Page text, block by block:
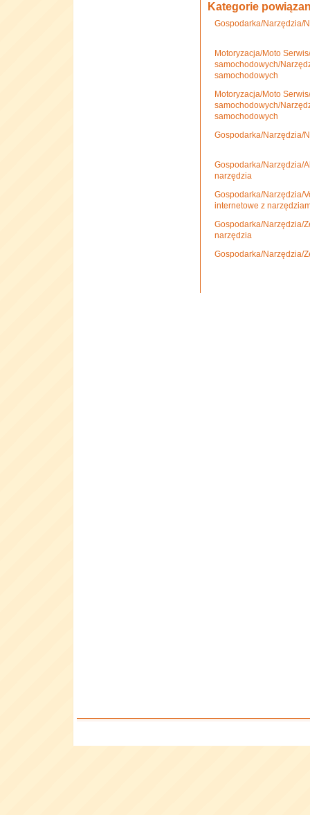
Kategorie
Gospodarka/Narzędzia/
Motoryzacja/Moto
samochodowych/
samochodowych
Motoryzacja/Moto
samochodowych/
samochodowych
Gospodarka/Narzędzia/
Gospodarka/Narzędzia/
narzędzia
Gospodarka/Narzędzia/
internetowe z
Gospodarka/Narzędzia/
narzędzia
Gospodarka/Narzędzia/